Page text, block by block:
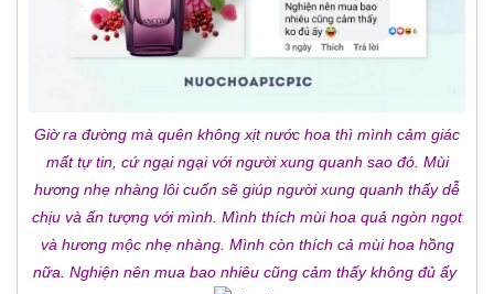
Giờ ra đường mà quên không xịt nước hoa thì mình cảm giác
mất tự tin, cứ ngại ngại với người xung quanh sao đó. Mùi
hương nhẹ nhàng lôi cuốn sẽ giúp người xung quanh thấy dễ
chịu và ấn tượng với mình. Mình thích mùi hoa quả ngòn ngọt
và hương mộc nhẹ nhàng. Mình còn thích cả mùi hoa hồng
nữa. Nghiện nên mua bao nhiêu cũng cảm thấy không đủ ấy